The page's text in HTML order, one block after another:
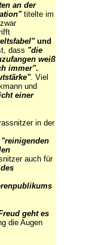
an der
titelte im
und
dass "die
weiß
immer".
. Viel
und
einer
in der
"reinigenden
auch für
geht es
die Augen